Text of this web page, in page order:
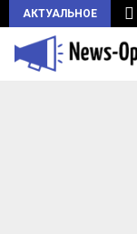
АКТУАЛЬНОЕ